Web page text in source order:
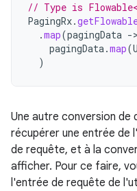
// Type is
PagingRx.
.map(pagingData ->
pagingData.map(
)
Une autre conversion de
récupérer une entrée de
de requête, et à la
afficher. Pour ce faire,
l'entrée de requête de